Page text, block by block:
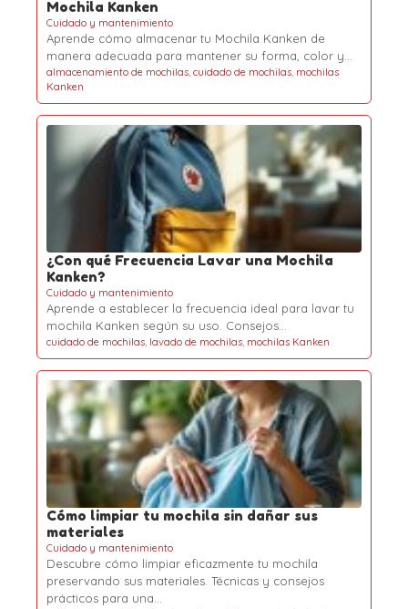
Mochila Kanken
Cuidado y mantenimiento
Aprende cómo almacenar tu Mochila Kanken de
manera adecuada para mantener su forma, color y…
almacenamiento de mochilas, cuidado de mochilas, mochilas
Kanken
¿Con qué Frecuencia Lavar una Mochila
Kanken?
Cuidado y mantenimiento
Aprende a establecer la frecuencia ideal para lavar tu
mochila Kanken según su uso. Consejos…
cuidado de mochilas, lavado de mochilas, mochilas Kanken
Cómo limpiar tu mochila sin dañar sus
materiales
Cuidado y mantenimiento
Descubre cómo limpiar eficazmente tu mochila
preservando sus materiales. Técnicas y consejos
prácticos para una…